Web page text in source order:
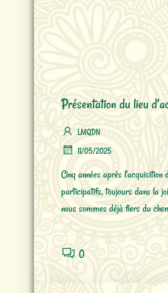
Présentation du lieu
LMQDN
11/05/2025
Cinq années après
participatifs, toujours dans la
nous sommes déjà fiers du
0